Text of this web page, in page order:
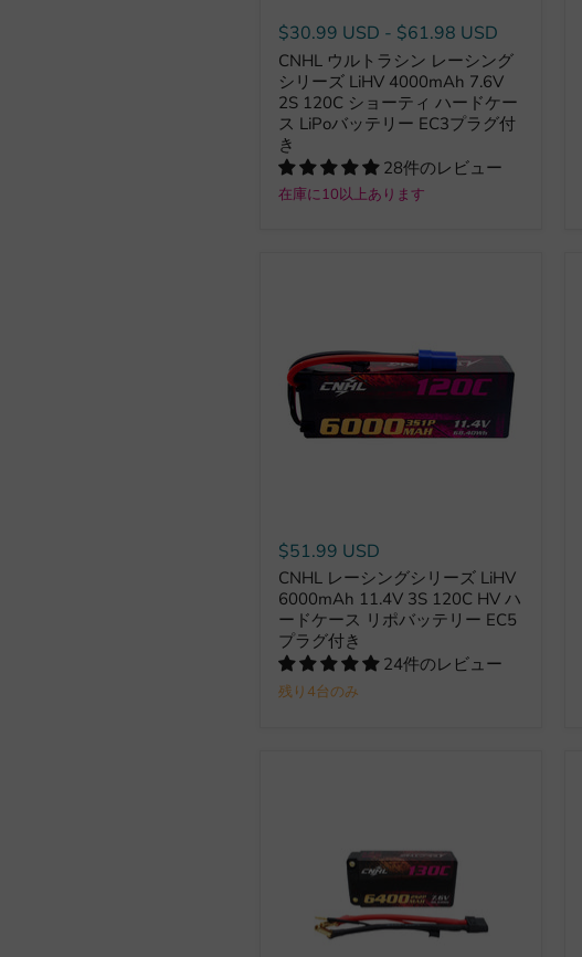
$30.99 USD - $61.98 USD
CNHL ウルトラシン レーシング
シリーズ LiHV 4000mAh 7.6V
2S 120C ショーティ ハードケー
ス LiPoバッテリー EC3プラグ付
き
28件のレビュー
在庫に10以上あります
$51.99 USD
CNHL レーシングシリーズ LiHV
6000mAh 11.4V 3S 120C HV ハ
ードケース リポバッテリー EC5
プラグ付き
24件のレビュー
残り4台のみ